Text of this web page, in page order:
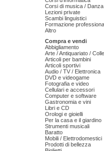
Corsi di musica /
Lezioni private
Scambi linguistici
Formazione
Altro
Compra e vendi
Abbigliamento
Arte / Antiquariato /
Articoli per bambini
Articoli sportivi
Audio / TV / Elettronica
DVD e videogame
Fotografia e video
Cellulari e accessori
Computer e software
Gastronomia e vini
Libri e CD
Orologi e gioielli
Per la casa e il giardino
Strumenti musicali
Baratto
Mobili / Elettrodomestici
Prodotti di bellezza